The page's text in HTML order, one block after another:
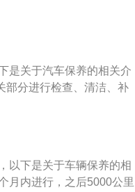
一般车辆进行保养的保
机油5000公里或者6个
一次。手动变速箱油一
12万公里更换一次。助力
少并补充。刹车油一般每
公里，可视用车环境来调
是关于汽车保养的相关介
部分进行检查、清洁、补
维护。汽车保养的内
检查传动皮带是否有磨
身、轮胎。
以下是关于车辆保养的相
月内进行，之后5000公里